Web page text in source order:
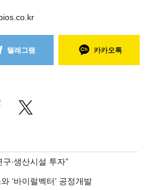
텔레그램 카카오톡
트위
터로
∙생산시설 투자”
‘바이럴벡터’ 공정개발